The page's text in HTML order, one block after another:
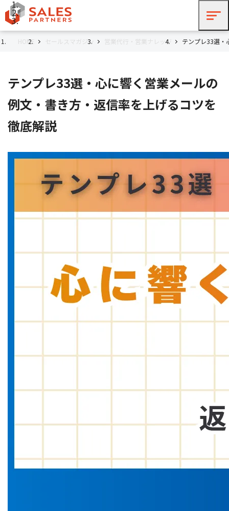
HOME セールスマガジン 営業代行・営業ナレッジ テンプレ33選・
テンプレ33選・心に響く営業メールの
例文・書き方・返信率を上げるコツを
徹底解説